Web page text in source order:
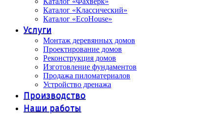
Каталог «Классический»
Каталог «EcoHouse»
Услуги
Монтаж деревянных домов
Проектирование домов
Реконструкция домов
Изготовление фундаментов
Продажа пиломатериалов
Устройство дренажа
Производство
Наши работы